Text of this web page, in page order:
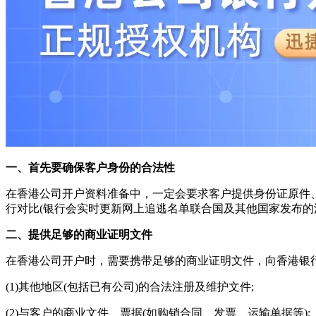
一、首先要确保客户身份的合法性
在香港公司开户资料准备中，一定会要求客户提供身份证原
行对比(银行会实时更新网上追逃名单联合国及其他国家发布
二、 提供足够的商业证明文件
在香港公司开户时，需要携带足够的商业证明文件，向香港
(1)其他地区(包括已有公司)的合法注册及维护文件;
(2)与客户的商业文件、票据(如购销合同、发票、运输单据等);